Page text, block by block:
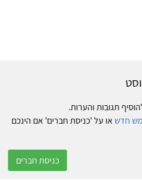
תגובות והערות.
חדש או על 'כניסת חברים' אם הינכם
כניסת חברים